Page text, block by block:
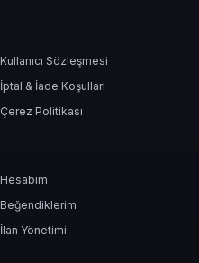
Kullanıcı Sözleşmesi
İptal & İade Koşulları
Çerez Politikası
Hesabım
Beğendiklerim
İlan Yönetimi